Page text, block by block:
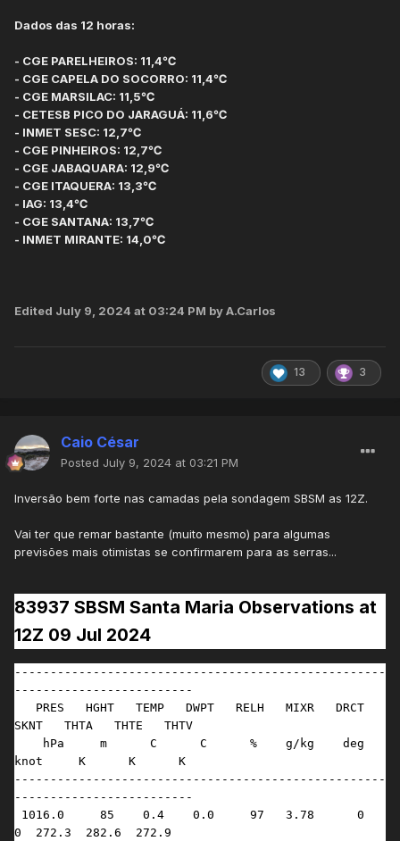
Dados das 12 horas:
- CGE PARELHEIROS: 11,4℃
- CGE CAPELA DO SOCORRO: 11,4℃
- CGE MARSILAC: 11,5℃
- CETESB PICO DO JARAGUÁ: 11,6℃
- INMET SESC: 12,7℃
- CGE PINHEIROS: 12,7℃
- CGE JABAQUARA: 12,9℃
- CGE ITAQUERA: 13,3℃
- IAG: 13,4℃
- CGE SANTANA: 13,7℃
- INMET MIRANTE: 14,0℃
Edited July 9, 2024 at 03:24 PM by A.Carlos
13 3
Caio César
Posted July 9, 2024 at 03:21 PM
Inversão bem forte nas camadas pela sondagem SBSM as 12Z.
Vai ter que remar bastante (muito mesmo) para algumas
previsões mais otimistas se confirmarem para as serras...
83937 SBSM Santa Maria Observations at
12Z 09 Jul 2024
----------------------------------------------------
-------------------------
SKNT   THTA   THTE   THTV
knot     K      K      K
----------------------------------------------------
-------------------------
0  272.3  282.6  272.9